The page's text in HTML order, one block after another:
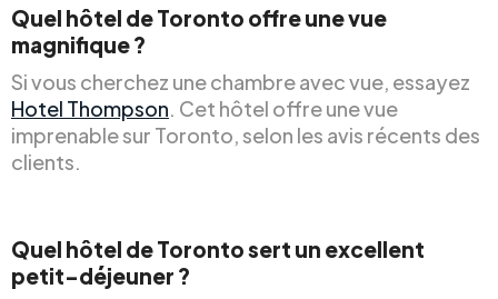
Quel hôtel de Toronto offre une vue
magnifique ?
Si vous cherchez une chambre avec vue, essayez
Hotel Thompson. Cet hôtel offre une vue
imprenable sur Toronto, selon les avis récents des
clients.
Quel hôtel de Toronto sert un excellent
petit-déjeuner ?